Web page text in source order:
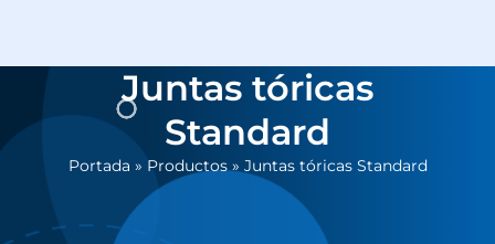
Juntas tóricas
Standard
Portada » Productos» Juntas tóricas Standard